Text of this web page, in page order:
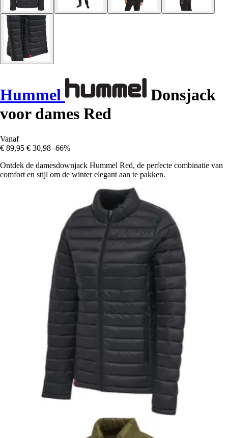
Hummel
Donsjack
voor dames Red
Vanaf
€ 89,95 € 30,98 -66%
Ontdek de damesdownjack Hummel Red, de perfecte combinatie van
comfort en stijl om de winter elegant aan te pakken.